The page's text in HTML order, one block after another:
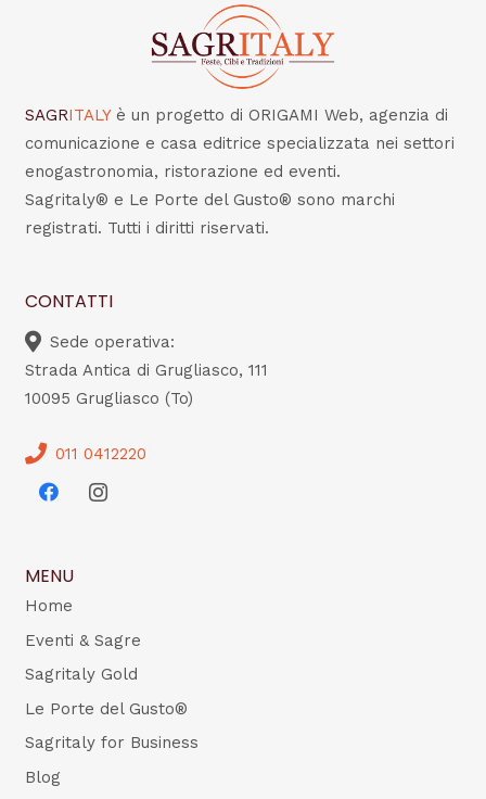
SAGRITALY è un progetto di ORIGAMI Web, agenzia di
comunicazione e casa editrice specializzata nei settori
enogastronomia, ristorazione ed eventi.
Sagritaly® e Le Porte del Gusto® sono marchi
registrati. Tutti i diritti riservati.
CONTATTI
Sede operativa:
Strada Antica di Grugliasco, 111
10095 Grugliasco (To)
011 0412220
MENU
Home
Eventi & Sagre
Sagritaly Gold
Le Porte del Gusto®
Sagritaly for Business
Blog